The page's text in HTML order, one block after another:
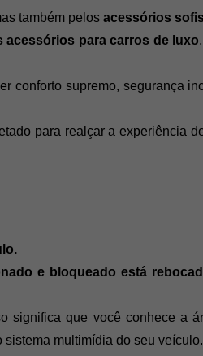
também pelos acessórios
acessórios para carros de luxo
conforto supremo, segurança
para realçar a experiência
e bloqueado está
significa que você conhece a
multimídia do seu veículo.